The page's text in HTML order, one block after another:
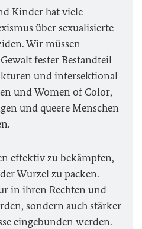
Kinder hat viele
über sexualisierte
Wir müssen
fester Bestandteil
und intersektional
undWomen of Color,
und queere Menschen
effektiv zu bekämpfen,
Wurzel zu packen.
in ihren Rechten und
sondern auch stärker
eingebunden werden.